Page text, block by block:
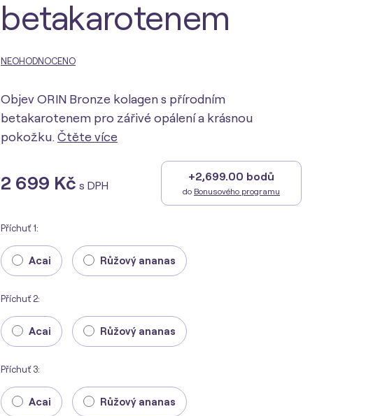
betakarotenem
NEOHODNOCENO
Objev ORIN Bronze kolagen s přírodním
betakarotenem pro zářivé opálení a krásnou
pokožku. Čtěte více
2 699 Kč s DPH
+2,699.00 bodů
do Bonusového programu
Příchuť 1:
Acai Růžový ananas
Příchuť 2:
Acai Růžový ananas
Příchuť 3:
Acai Růžový ananas